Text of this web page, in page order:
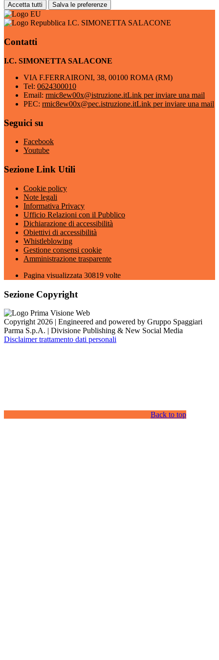
Accetta tutti Salva le preferenze
I.C. SIMONETTA SALACONE
Contatti
I.C. SIMONETTA SALACONE
VIA F.FERRAIRONI, 38, 00100 ROMA (RM)
Tel: 0624300010
Email: rmic8ew00x@istruzione.itLink per inviare una mail
PEC: rmic8ew00x@pec.istruzione.itLink per inviare una mail
Seguici su
Facebook
Youtube
Sezione Link Utili
Cookie policy
Note legali
Informativa Privacy
Ufficio Relazioni con il Pubblico
Dichiarazione di accessibilità
Obiettivi di accessibilità
Whistleblowing
Gestione consensi cookie
Amministrazione trasparente
Pagina visualizzata 30819 volte
Sezione Copyright
Copyright 2026 | Engineered and powered by Gruppo Spaggiari
Parma S.p.A. | Divisione Publishing & New Social Media
Disclaimer trattamento dati personali
Back to top